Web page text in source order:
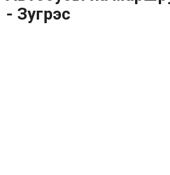
- Зугрэс